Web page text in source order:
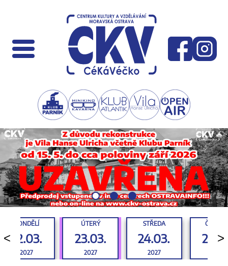
<
PONDĚLÍ
22.03.
2027
ÚTERÝ
23.03.
2027
STŘEDA
24.03.
2027
>